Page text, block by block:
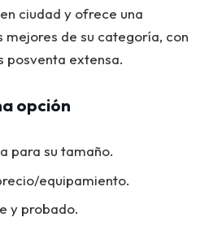
ciudad y ofrece una
mejores de su categoría, con
posventa extensa.
opción
para su tamaño.
equipamiento.
y probado.